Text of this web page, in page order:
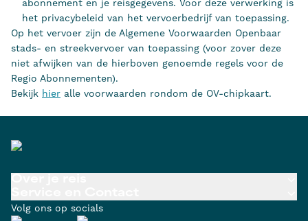
abonnement en je reisgegevens. Voor deze verwerking is
het privacybeleid van het vervoerbedrijf van toepassing.
Op het vervoer zijn de Algemene Voorwaarden Openbaar
stads- en streekvervoer van toepassing (voor zover deze
niet afwijken van de hierboven genoemde regels voor de
Regio Abonnementen).
Bekijk hier alle voorwaarden rondom de OV-chipkaart.
Volg ons op socials